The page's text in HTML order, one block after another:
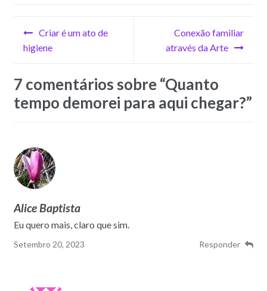
Navegação
de
artigos
Criar é um ato de
higiene
Conexão familiar
através da Arte
7 comentários sobre “Quanto
tempo demorei para aqui chegar?”
Alice Baptista
Eu quero mais, claro que sim.
Setembro 20, 2023 Responder